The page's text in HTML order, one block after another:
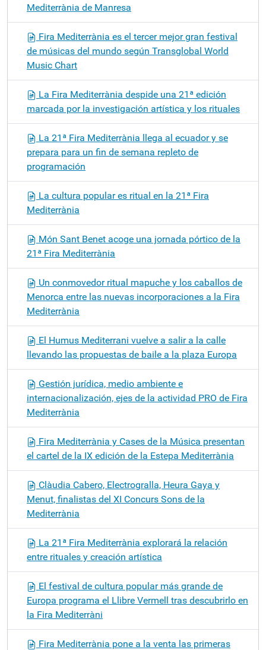
Mediterrània de Manresa
Fira Mediterrània es el tercer mejor gran festival
de músicas del mundo según Transglobal World
Music Chart
La Fira Mediterrània despide una 21ª edición
marcada por la investigación artística y los rituales
La 21ª Fira Mediterrània llega al ecuador y se
prepara para un fin de semana repleto de
programación
La cultura popular es ritual en la 21ª Fira
Mediterrània
Món Sant Benet acoge una jornada pórtico de la
21ª Fira Mediterrània
Un conmovedor ritual mapuche y los caballos de
Menorca entre las nuevas incorporaciones a la Fira
Mediterrània
El Humus Mediterrani vuelve a salir a la calle
llevando las propuestas de baile a la plaza Europa
Gestión jurídica, medio ambiente e
internacionalización, ejes de la actividad PRO de Fira
Mediterrània
Fira Mediterrània y Cases de la Música presentan
el cartel de la IX edición de la Estepa Mediterrània
Clàudia Cabero, Electrogralla, Heura Gaya y
Menut, finalistas del XI Concurs Sons de la
Mediterrània
La 21ª Fira Mediterrània explorará la relación
entre rituales y creación artística
El festival de cultura popular más grande de
Europa programa el Llibre Vermell tras descubrirlo en
la Fira Mediterràni
Fira Mediterrània pone a la venta las primeras